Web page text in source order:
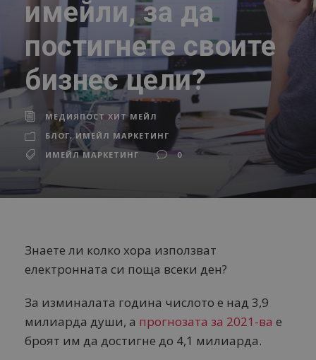
имейли, за да
постигнете своите
бизнес цели?
МЕДИЯПОСТ ХИТ МЕЙЛ
БЛОГ, ИМЕЙЛ МАРКЕТИНГ
ИМЕЙЛ МАРКЕТИНГ
0
Знаете ли колко хора използват
електронната си поща всеки ден?
За изминалата година числото е над 3,9
милиарда души, а прогнозата за 2021-ва е
броят им да достигне до 4,1 милиарда.